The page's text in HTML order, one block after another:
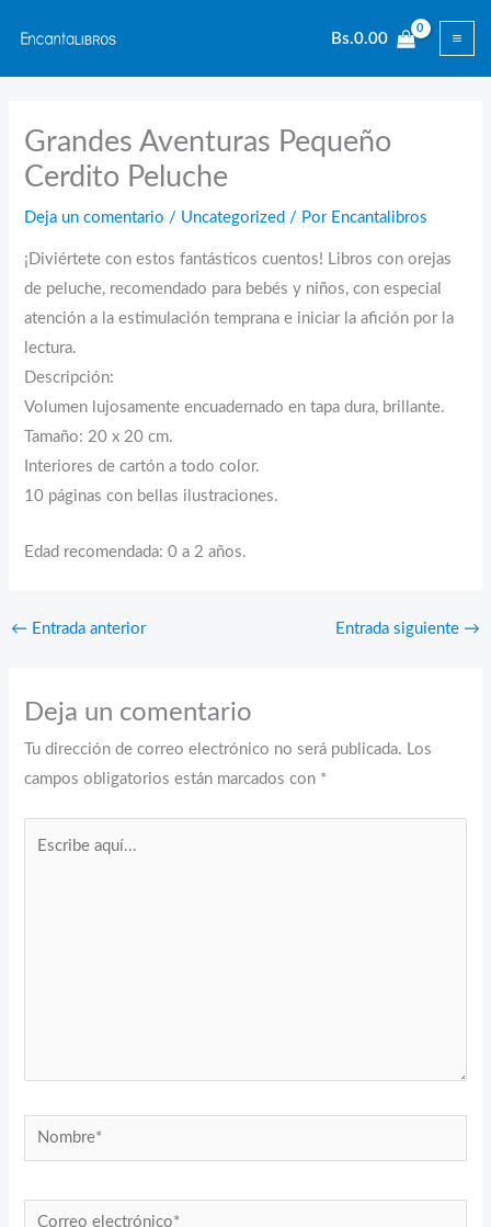
contenido
Bs.0.00
Grandes Aventuras Pequeño
Cerdito Peluche
Deja un comentario / Uncategorized / Por Encantalibros
¡Diviértete con estos fantásticos cuentos! Libros con orejas
de peluche, recomendado para bebés y niños, con especial
atención a la estimulación temprana e iniciar la afición por la
lectura.
Descripción:
Volumen lujosamente encuadernado en tapa dura, brillante.
Tamaño: 20 x 20 cm.
Interiores de cartón a todo color.
10 páginas con bellas ilustraciones.
Edad recomendada: 0 a 2 años.
← Entrada anterior Entrada siguiente →
Deja un comentario
Tu dirección de correo electrónico no será publicada. Los
campos obligatorios están marcados con *
Nombre*
Correo